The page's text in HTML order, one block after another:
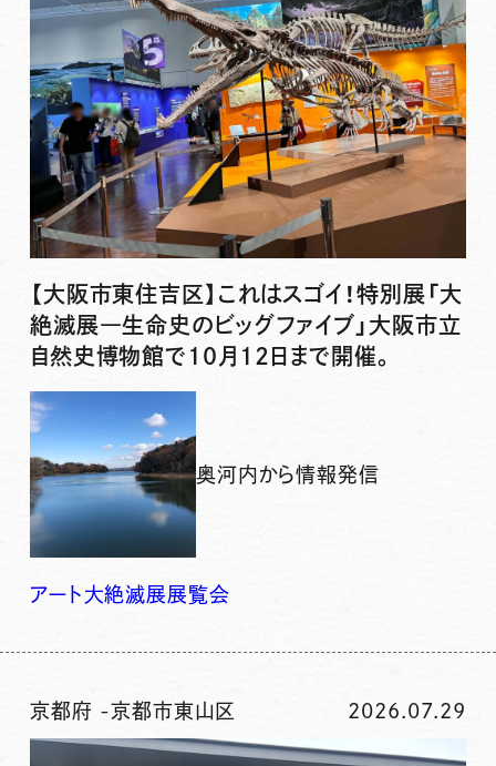
【大阪市東住吉区】これはスゴイ！特別展「大
絶滅展―生命史のビッグファイブ」大阪市立
自然史博物館で10月12日まで開催。
奥河内から情報発信
アート 大絶滅展展覧会
京都府 -京都市東山区 2026.07.29